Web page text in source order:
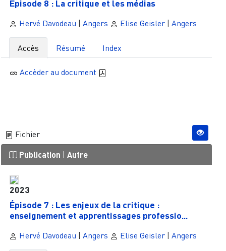
Épisode 8 : La critique et les médias
Hervé Davodeau | Angers Elise Geisler| Angers
Accès Résumé Index
Accèder au document
Fichier
Publication Autre
2023
Épisode 7 : Les enjeux de la critique :
enseignement et apprentissages professio...
Hervé Davodeau | Angers Elise Geisler| Angers